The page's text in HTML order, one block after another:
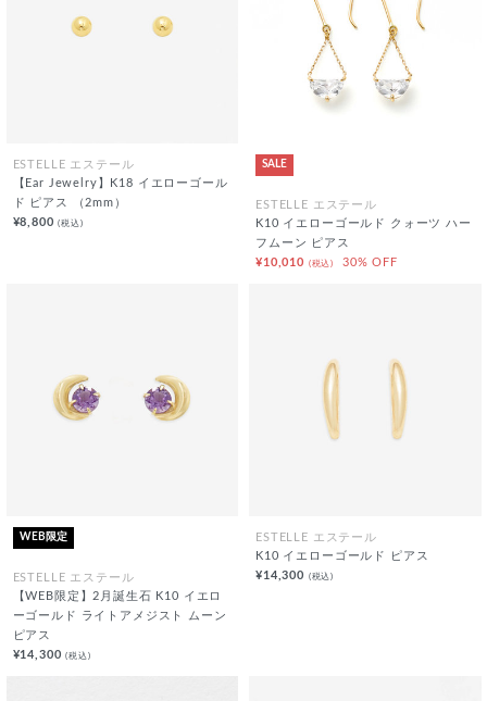
ESTELLE エステール
【Ear Jewelry】K18 イエローゴール
ド ピアス （2mm）
¥8,800(税込)
SALE
ESTELLE エステール
K10 イエローゴールド クォーツ ハー
フムーン ピアス
¥10,010 (税込) 30% OFF
WEB限定
ESTELLE エステール
【WEB限定】2月誕生石 K10 イエロ
ーゴールド ライトアメジスト ムーン
ピアス
¥14,300(税込)
ESTELLE エステール
K10 イエローゴールド ピアス
¥14,300 (税込)